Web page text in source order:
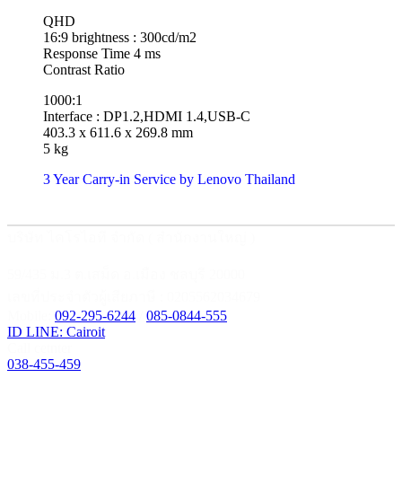
QHD
16:9 brightness : 300cd/m2
Response Time 4 ms
Contrast Ratio
1000:1
Interface : DP1.2,HDMI 1.4,USB-C
403.3 x 611.6 x 269.8 mm
5 kg
3 Year Carry-in Service by Lenovo Thailand
092-295-6244
085-0844-555
ID LINE: Cairoit
038-455-459